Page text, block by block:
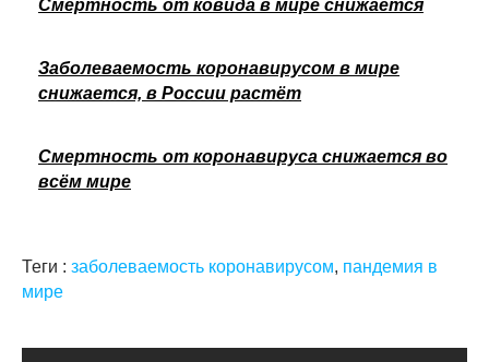
Смертность от ковида в мире снижается
Заболеваемость коронавирусом в мире
снижается, в России растёт
Смертность от коронавируса снижается во
всём мире
Теги : заболеваемость коронавирусом, пандемия в
мире